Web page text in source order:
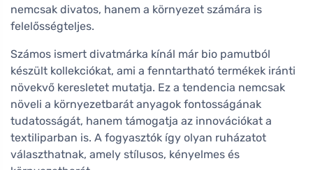
nemcsak divatos, hanem a környezet számára is
felelősségteljes.
Számos ismert divatmárka kínál már bio pamutból
készült kollekciókat, ami a fenntartható termékek iránti
növekvő keresletet mutatja. Ez a tendencia nemcsak
növeli a környezetbarát anyagok fontosságának
tudatosságát, hanem támogatja az innovációkat a
textiliparban is. A fogyasztók így olyan ruházatot
választhatnak, amely stílusos, kényelmes és